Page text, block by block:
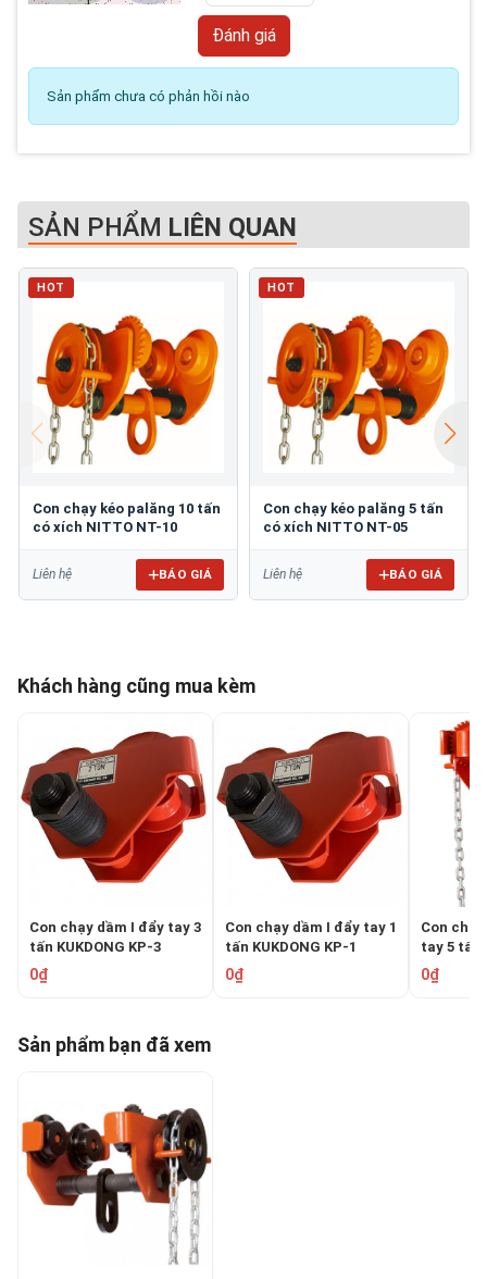
Sản phẩm chưa có phản hồi nào
SẢN PHẨM LIÊN QUAN
HOT
Con chạy kéo palăng 10 tấn
có xích NITTO NT-10
Liên hệ BÁO GIÁ
HOT
Con chạy kéo palăng 5 tấn
có xích NITTO NT-05
Liên hệ BÁO GIÁ
Khách hàng cũng mua kèm
Con chạy dầm I đẩy tay 3
tấn KUKDONG KP-3
0₫
Con chạy dầm I đẩy tay 1
tấn KUKDONG KP-1
0₫
Con
tay 5 tấn
0₫
Sản phẩm bạn đã xem